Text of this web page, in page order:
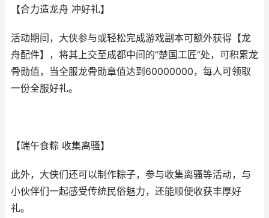
【合力造龙舟 冲好礼】
活动期间，大侠参与或轻松完成游戏副本可额外获得【龙
舟配件】，将其上交至成都中间的“楚国工匠“处，可积累龙
骨勋值，当全服龙骨勋章值达到60000000，每人可领取
一份全服好礼。
【端午食粽 收集离骚】
此外，大侠们还可以制作粽子，参与收集离骚等活动，与
小伙伴们一起感受传统民俗魅力，还能顺便收获丰厚好
礼。